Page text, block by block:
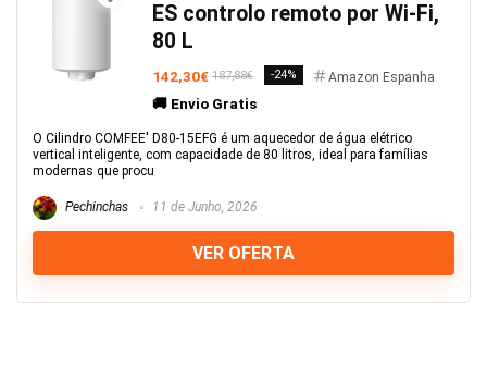
ES controlo remoto por Wi-Fi,
80 L
142,30€ 187,88€ -24% Amazon Espanha
🚚 Envio Gratis
O Cilindro COMFEE' D80-15EFG é um aquecedor de água elétrico
vertical inteligente, com capacidade de 80 litros, ideal para famílias
modernas que procu
Pechinchas 11 de Junho, 2026
VER OFERTA